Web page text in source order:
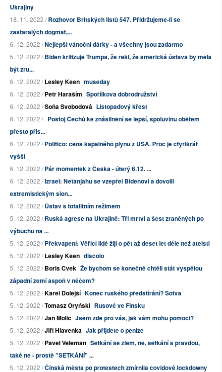
Ukrajiny
18. 11. 2022 /Rozhovor Britských listů 547. Přidržujeme-li se
zastaralých dogmat,...
6. 12. 2022 /Nejlepší vánoční dárky - a všechny jsou zadarmo
5. 12. 2022 /Biden kritizuje Trumpa, že řekl, že americká ústava by měla
být zru...
6. 12. 2022 /Lesley Keen museday
6. 12. 2022 /Petr Haraším Spořílkova dobrodružství
6. 12. 2022 /Soňa Svobodová Listopadový křest
6. 12. 2022 / Postoj Čechů ke znásilnění se lepší, spoluvinu obětem
přesto přis...
6. 12. 2022 /Politico: cena kapalného plynu z USA. Proč je čtyřikrát
vyšší
6. 12. 2022 /Pár momentek z Česka - úterý 6.12. ...
6. 12. 2022 /Izrael: Netanjahu se vzepřel Bidenovi a dovolil
extremistickým sion...
6. 12. 2022 /Ústav s totalitním režimem
5. 12. 2022 /Ruská agrese na Ukrajině: Tři mrtví a šest zraněných po
výbuchu na ...
5. 12. 2022 /Překvapení: Věřící lidé žijí o pět až deset let déle než ateisti
5. 12. 2022 /Lesley Keen discolo
5. 12. 2022 /Boris Cvek Že bychom se konečně chtěli stát vyspělou
západní zemí aspoň v něčem?
5. 12. 2022 /Karel Dolejší Konec ruského předstírání? Sotva
5. 12. 2022 /Tomasz Oryński Rusové ve Finsku
5. 12. 2022 /Jan Molič Jsem zde pro vás, jak vám mohu pomoci?
5. 12. 2022 /Jiří Hlavenka Jak přijdete o peníze
5. 12. 2022 /Pavel Veleman Setkání se zlem, ne, setkání s pravdou,
také ne - prostě "SETKÁNÍ" ...
5. 12. 2022 /Čínská města po protestech zmírnila covidové lockdowny